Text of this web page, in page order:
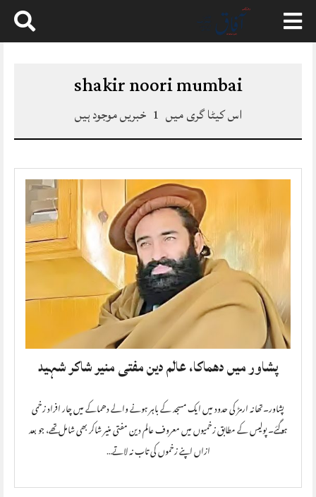
Skip
shakir noori mumbai
اس کیٹا گری میں 1 خبریں موجود ہیں
پشاور میں دھماکا، عالم دین مفتی منیر شاکر شہید
پشاور۔تھانہ ارمڑ کی حدود میں ایک مسجد کے باہر ہونے والے دھماکے میں چار افراد زخمی
ہوگئے۔ پولیس کے مطابق زخمیوں میں معروف عالم دین مفتی منیر شاکر بھی شامل تھے، جو بعد
ازاں اپنے زخموں کی تاب نہ لاتے…